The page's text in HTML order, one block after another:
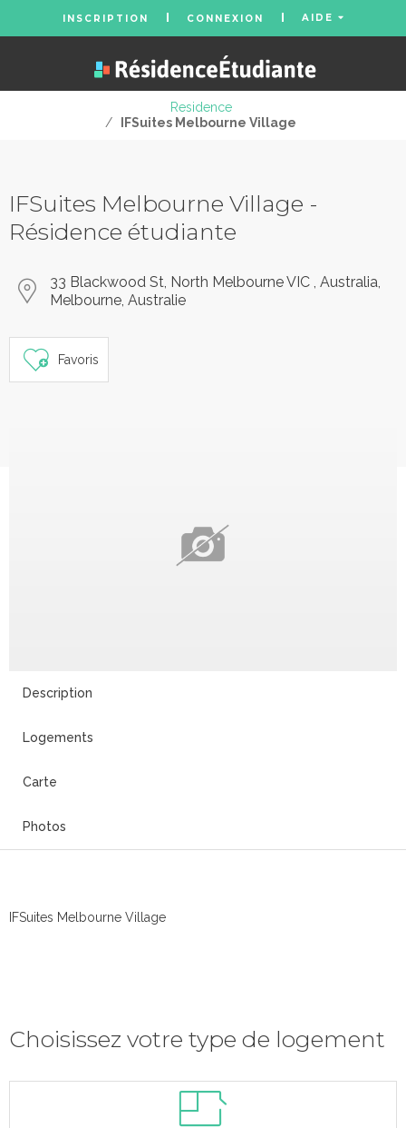
INSCRIPTION CONNEXION AIDE
Residence
/
IFSuites Melbourne Village
IFSuites Melbourne Village -
Résidence étudiante
33 Blackwood St, North Melbourne VIC , Australia,
Melbourne, Australie
Favoris
Description
Logements
Carte
Photos
IFSuites Melbourne Village
Choisissez votre type de logement